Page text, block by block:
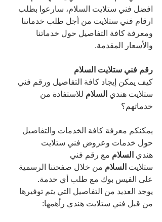
افضل فني ستلايت السلام، سارعوا بطلب
ارقام فني ستلايت من أجل طلب خدماتنا
ومعرفة كافة التفاصيل حول خدماتنا
والأسعار المقدمة.
رقم فني ستلايت السلام
كيف يمكن إيجاد كافة التفاصيل ورقم فني
ستلايت هندي السلام للاستفادة من
خدماتهم؟
يمكنكم معرفة كافة الخدمات والتفاصيل
حول خدمات وعروض فني ستلايت
هندي السلام مع رقم فني
ستلايت السلام من خلال صفحتنا الرسمية
على الفيس بوك مع طلب أي خدمة.
يوجد العديد من التفاصيل التي يتم توفيرها
من قبل فني ستلايت هندي رأهمها: